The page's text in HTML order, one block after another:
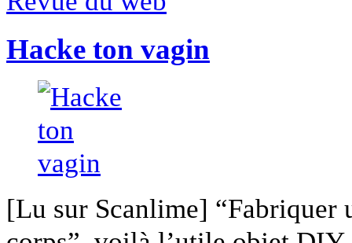
Hacke ton vagin
[Lu sur Scanlime] “Fabriquer